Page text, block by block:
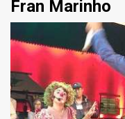
Fran Marinho